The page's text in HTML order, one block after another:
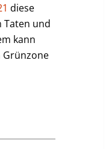
diese
Taten und
kann
Grünzone